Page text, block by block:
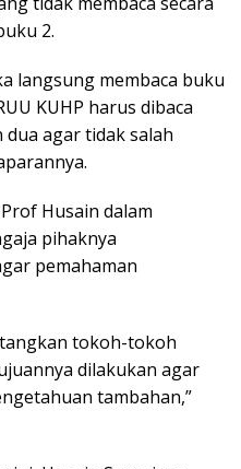
2.
langsung membaca buku
KUHP harus dibaca
agar tidak salah
Husain dalam
pihaknya
pemahaman
tokoh-tokoh
dilakukan agar
tambahan,”